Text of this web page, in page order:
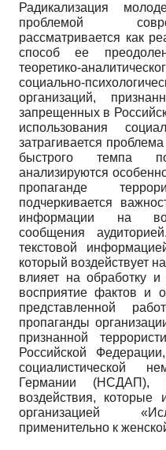
Радикализация
проблемой
рассматривается как
способ ее
теоретико-
социально-
организаций,
запрещенных в
использования
затрагивается
быстрого темпа
анализируются
пропаганде
подчеркивается
информации на
сообщения
текстовой
который воздействует
влияет на обработку
восприятие фактов и
представленной
пропаганды
признанной
Российской
социалистической
Германии (НСДАП),
воздействия, которые
организацией
применительно к